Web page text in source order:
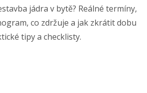
jádra v bytě? Reálné termíny,
co zdržuje a jak zkrátit dobu
tipy a checklisty.